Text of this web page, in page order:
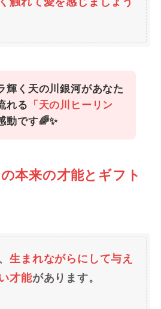
輝く天の川銀河があなた
れる 「天の川ヒーリン
動です🌈✨
本来の才能とギフト
生まれながらにして与え
才能があります。